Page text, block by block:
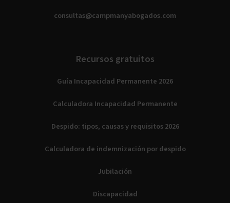
consultas@campmanyabogados.com
Recursos gratuitos
Guía Incapacidad Permanente 2026
Calculadora Incapacidad Permanente
Despido: tipos, causas y requisitos 2026
Calculadora de indemnización por despido
Jubilación
Discapacidad